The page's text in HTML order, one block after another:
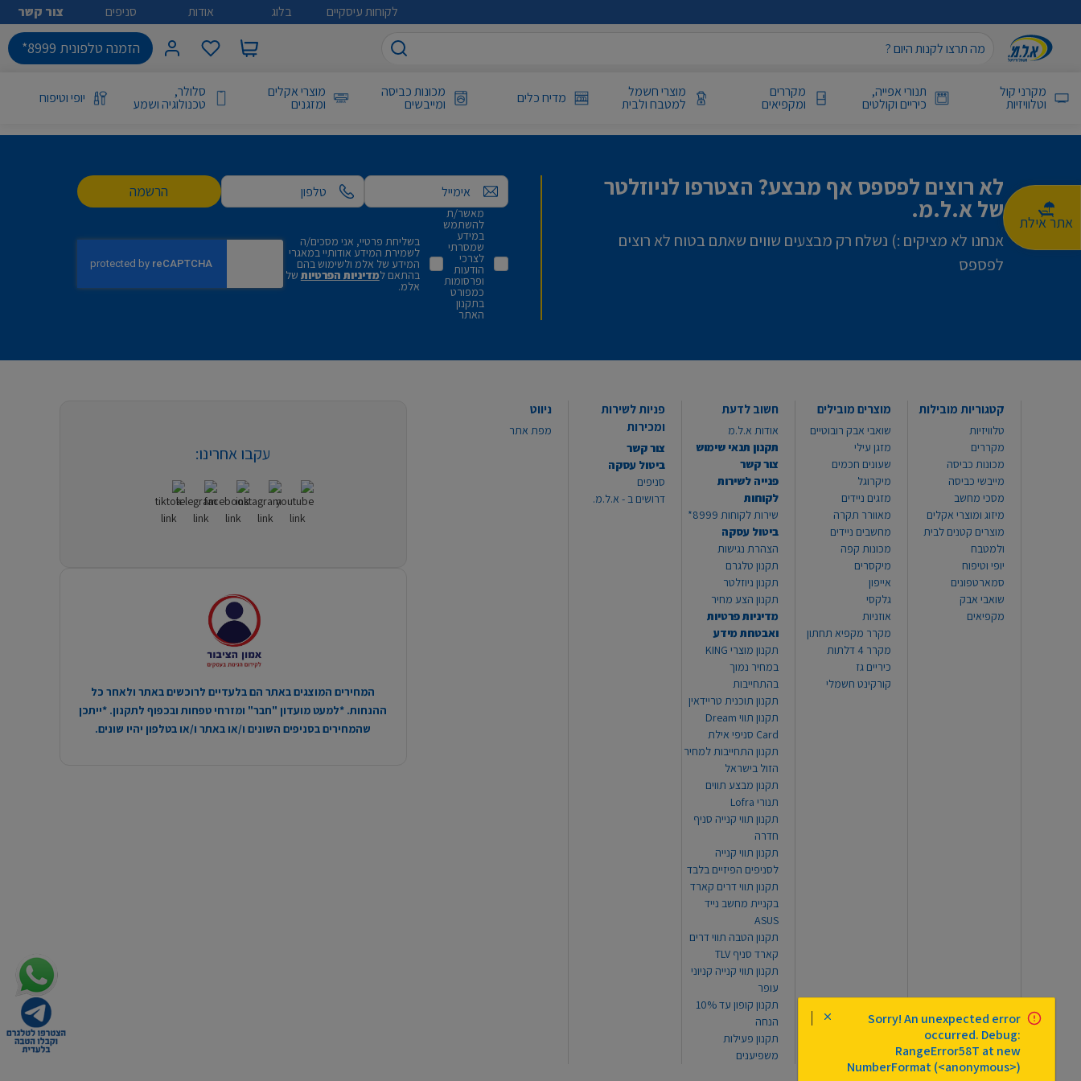
אתר אילת
לקוחות עיסקיים בלוג אודות סניפים צור קשר
הזמנה טלפונית 8999*
מקרני קול
וטלוויזיות
תנורי אפייה,
כיריים וקולטים
מקררים
ומקפיאים
מוצרי חשמל
למטבח ולבית מדיח כלים מכונות כביסה
ומייבשים
מוצרי אקלים
ומזגנים
סלולר,
טכנולוגיה ושמע יופי וטיפוח
לא רוצים לפספס אף מבצע? הצטרפו לניוזלטר
של א.ל.מ.
אנחנו לא מציקים :) נשלח רק מבצעים שווים שאתם בטוח לא רוצים
לפספס
אימייל הרשמה
מאשר/ת
להשתמש
במידע
שמסרתי
לצרכי
הודעות
ופרסומות
כמפורט
בתקנון
האתר
בשליחת פרטיי, אני מסכים/ה
לשמירת המידע אודותיי במאגרי
המידע של אלמ ולשימוש בהם
בהתאם למדיניות הפרטיות של
אלמ.
קטגוריות מובילות
טלוויזיות
מקררים
מכונות כביסה
מייבשי כביסה
מסכי מחשב
מיזוג ומוצרי אקלים
מוצרים קטנים לבית
ולמטבח
יופי וטיפוח
סמארטפונים
שואבי אבק
מקפיאים
מוצרים מובילים
שואבי אבק רובוטיים
מזגן עילי
שעונים חכמים
מיקרוגל
מזגים ניידים
מאוורר תקרה
מחשבים ניידים
מכונות קפה
מיקסרים
אייפון
גלקסי
אוזניות
מקרר מקפיא תחתון
מקרר 4 דלתות
כיריים גז
קורקינט חשמלי
חשוב לדעת
אודות א.ל.מ
תקנון תנאי שימוש
צור קשר
פנייה לשירות
לקוחות
שירות לקוחות 8999*
ביטול עסקה
הצהרת נגישות
תקנון טלגרם
תקנון ניוזלטר
תקנון הצע מחיר
מדיניות פרטיות
ואבטחת מידע
תקנון מוצרי KING
במחיר נמוך
בהתחייבות
תקנון תוכנית טריידאין
תקנון תווי Dream
Card סניפי אילת
תקנון התחייבות למחיר
הזול בישראל
תקנון מבצע תווים
תנורי Lofra
תקנון תווי קנייה סניף
חדרה
תקנון תווי קנייה
לסניפים הפיזיים בלבד
תקנון תווי דרים קארד
בקניית מחשב נייד
ASUS
תקנון הטבה תווי דרים
קארד סניף TLV
תקנון תווי קנייה קניוני
עופר
תקנון קופון עד 10%
הנחה
תקנון פעילות
משפיענים
פניות לשירות
ומכירות
צור קשר
ביטול עסקה
סניפים
דרושים ב - א.ל.מ.
ניווט
מפת אתר
עקבו אחרינו:
המחירים המוצגים באתר הם בלעדיים לרוכשים באתר ולאחר כל
ההנחות. *למעט מועדון "חבר" ומזרחי טפחות ובכפוף לתקנון. *ייתכן
שהמחירים בסניפים השונים ו/או באתר ו/או בטלפון יהיו שונים.
Sorry! An unexpected error
occurred. Debug:
RangeError58T at new
NumberFormat (<anonymous>)